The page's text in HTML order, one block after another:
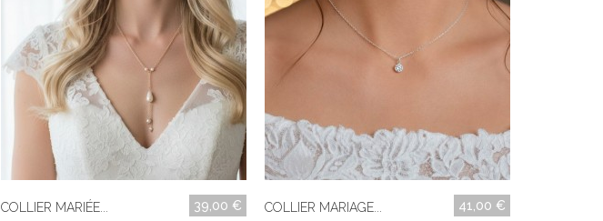
COLLIER MARIÉE... 39,00 € COLLIER MARIAGE... 41,00 €